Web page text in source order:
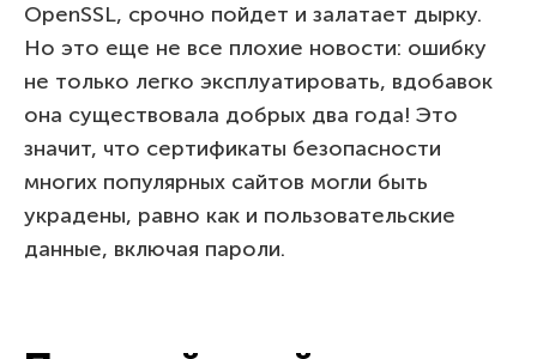
OpenSSL, срочно пойдет и залатает дырку.
Но это еще не все плохие новости: ошибку
не только легко эксплуатировать, вдобавок
она существовала добрых два года! Это
значит, что сертификаты безопасности
многих популярных сайтов могли быть
украдены, равно как и пользовательские
данные, включая пароли.